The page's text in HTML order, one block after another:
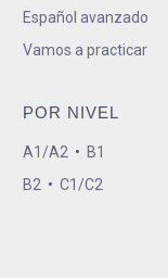
Español avanzado
Vamos a practicar
POR NIVEL
A1/A2 • B1
B2 • C1/C2